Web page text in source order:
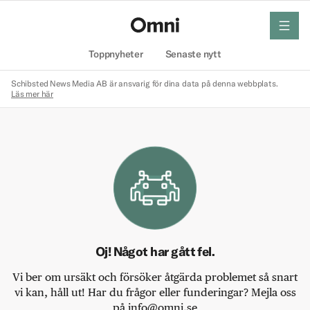
Toppnyheter Senaste nytt
meny
Schibsted News Media AB är ansvarig för dina data på denna webbplats.
Läs mer här
Oj! Något har gått fel.
Vi ber om ursäkt och försöker åtgärda problemet så snart
vi kan, håll ut! Har du frågor eller funderingar? Mejla oss